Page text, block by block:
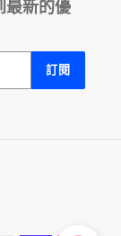
最新的優
訂閱